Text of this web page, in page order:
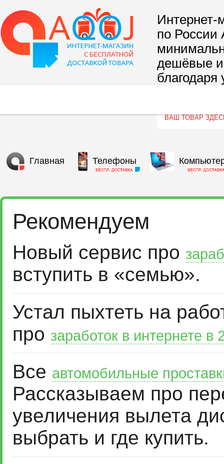
Интернет-
по России
дешёвые и
благодаря
Главная Телефоны
Рекомендуем
Новый сервис про
вступить в «семью».
Устал пыхтеть на
про заработок в интернете в
Все автомобильные
Рассказываем про
увеличения вылета
выбрать и где купить.